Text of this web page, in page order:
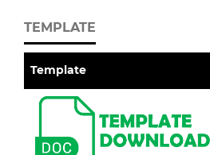
TEMPLATE
Template